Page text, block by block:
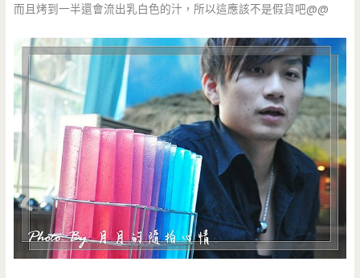
而且烤到一半還會流出乳白色的汁，所以這應該不是假貨吧@@